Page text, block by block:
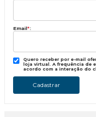
Email*:
Quero receber por e-mail
loja virtual. A frequência de
acordo com a interação do